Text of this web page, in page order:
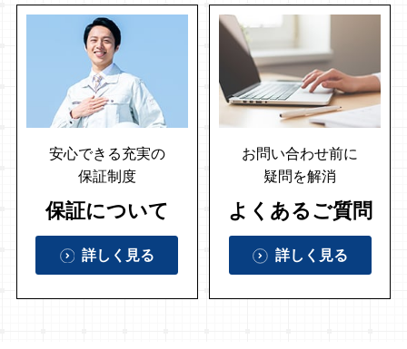
安心できる充実の
保証制度
保証について
詳しく見る
お問い合わせ前に
疑問を解消
よくあるご質問
詳しく見る